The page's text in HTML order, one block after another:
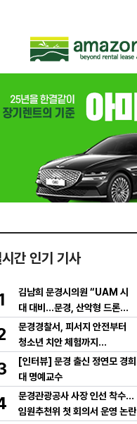
간 인기 기사
김남희 문경시의원 “UAM 시
대 대비…문경, 산악형 드론산
업 중심도시로 도약해야”
문경경찰서, 피서지 안전부터
청소년 치안 체험까지…
[인터뷰] 문경 출신 정연모 경희
대 명예교수
문경관광공사 사장 인선 착수…
임원추천위 첫 회의서 운영 논란